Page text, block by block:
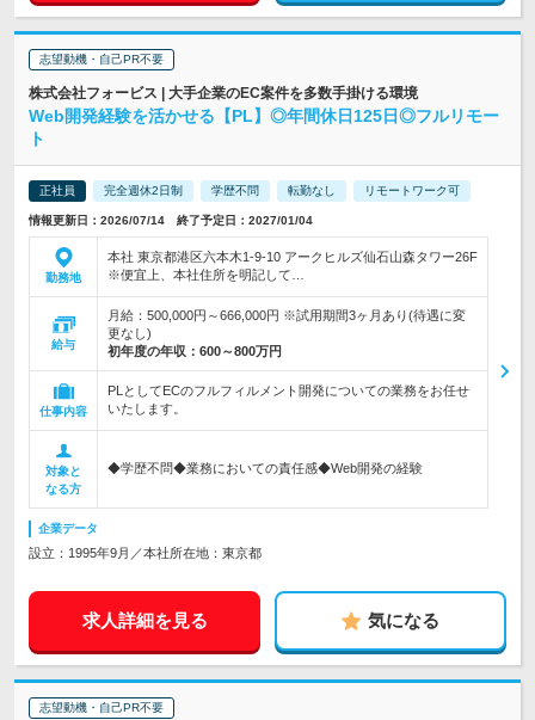
志望動機・自己PR不要
株式会社フォービス | 大手企業のEC案件を多数手掛ける環境
Web開発経験を活かせる【PL】◎年間休日125日◎フルリモー
ト
正社員 完全週休2日制 学歴不問 転勤なし リモートワーク可
情報更新日：2026/07/14 終了予定日：2027/01/04
勤務地
本社 東京都港区六本木1-9-10 アークヒルズ仙石山森タワー26F
※便宜上、本社住所を明記して…
給与
月給：500,000円～666,000円 ※試用期間3ヶ月あり(待遇に変
更なし)
初年度の年収： 600～800万円
仕事内容
PLとしてECのフルフィルメント開発についての業務をお任せ
いたします。
対象と
なる方
◆学歴不問◆業務においての責任感◆Web開発の経験
企業データ
設立：1995年9月／本社所在地：東京都
求人詳細を見る 気になる
志望動機・自己PR不要